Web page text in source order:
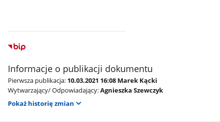
Informacje o publikacji dokumentu
Pierwsza publikacja: 10.03.2021 16:08 Marek Kącki
Wytwarzający/ Odpowiadający:Agnieszka Szewczyk
Pokaż historię zmian